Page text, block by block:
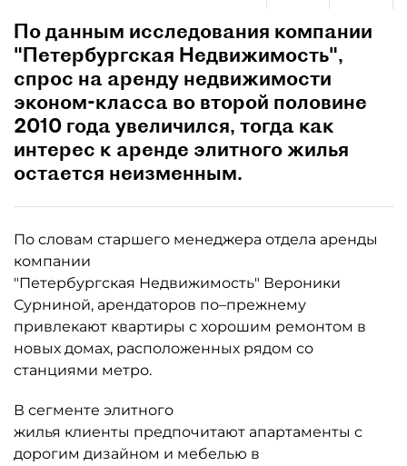
По данным исследования компании
"Петербургская Недвижимость",
спрос на аренду недвижимости
эконом-класса во второй половине
2010 года увеличился, тогда как
интерес к аренде элитного жилья
остается неизменным.
По словам старшего менеджера отдела аренды
компании
"Петербургская Недвижимость" Вероники
Сурниной, арендаторов по–прежнему
привлекают квартиры с хорошим ремонтом в
новых домах, расположенных рядом со
станциями метро.
В сегменте элитного
жилья клиенты предпочитают апартаменты с
дорогим дизайном и мебелью в